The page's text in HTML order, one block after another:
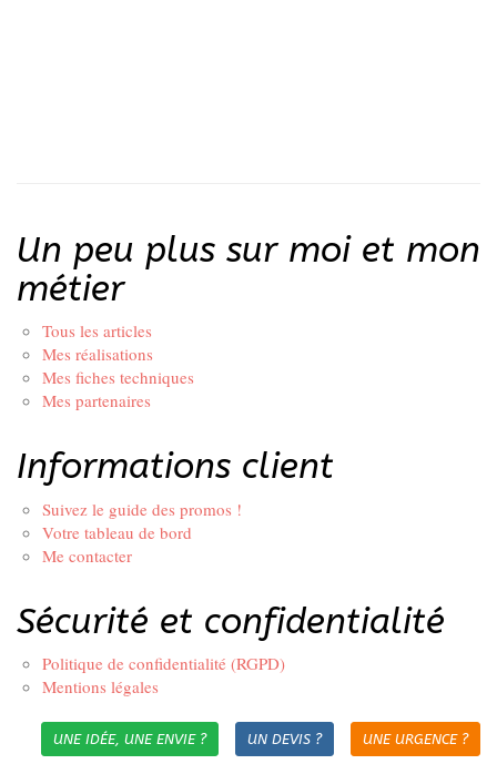
Un peu plus sur moi et mon
métier
Tous les articles
Mes réalisations
Mes fiches techniques
Mes partenaires
Informations client
Suivez le guide des promos !
Votre tableau de bord
Me contacter
Sécurité et confidentialité
Politique de confidentialité (RGPD)
Mentions légales
UNE IDÉE, UNE ENVIE ? UN DEVIS ? UNE URGENCE ?